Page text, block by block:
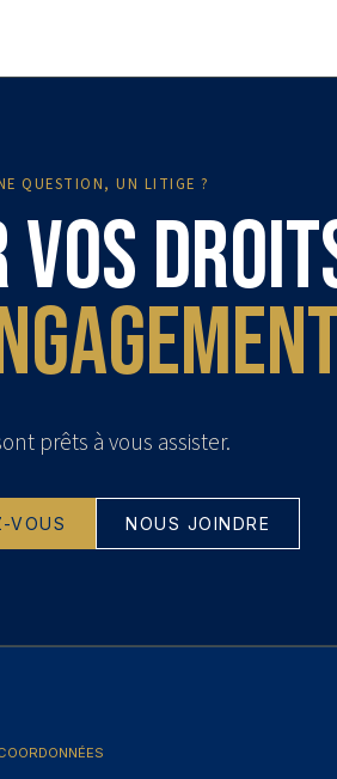
QUESTION, UN LITIGE ?
prêts à vous assister.
VOUS NOUS JOINDRE